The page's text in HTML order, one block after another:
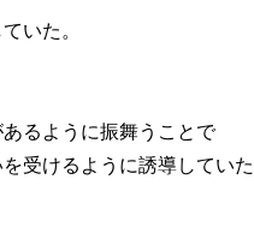
いた。
るように振舞うことで
受けるように誘導してい